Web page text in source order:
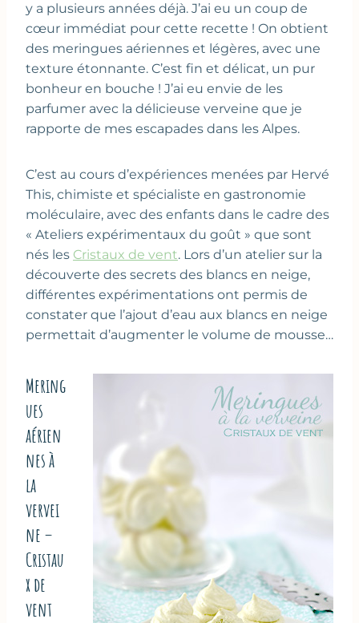
y a plusieurs années déjà. J’ai eu un coup de
cœur immédiat pour cette recette ! On obtient
des meringues aériennes et légères, avec une
texture étonnante. C’est fin et délicat, un pur
bonheur en bouche ! J’ai eu envie de les
parfumer avec la délicieuse verveine que je
rapporte de mes escapades dans les Alpes.
C’est au cours d’expériences menées par Hervé
This, chimiste et spécialiste en gastronomie
moléculaire, avec des enfants dans le cadre des
« Ateliers expérimentaux du goût » que sont
nés les Cristaux de vent. Lors d’un atelier sur la
découverte des secrets des blancs en neige,
différentes expérimentations ont permis de
constater que l’ajout d’eau aux blancs en neige
permettait d’augmenter le volume de mousse…
Mering
ues
aérien
nes à
la
vervei
ne –
Cristau
x de
vent